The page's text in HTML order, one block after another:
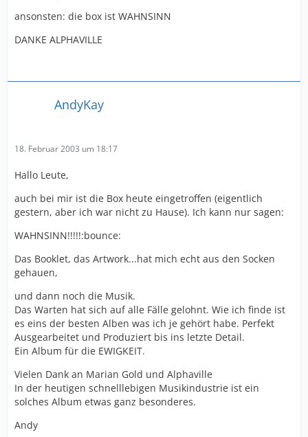
ansonsten: die box ist WAHNSINN
DANKE ALPHAVILLE
AndyKay
18. Februar 2003 um 18:17
Hallo Leute,
auch bei mir ist die Box heute eingetroffen (eigentlich
gestern, aber ich war nicht zu Hause). Ich kann nur sagen:
WAHNSINN!!!!!:bounce:
Das Booklet, das Artwork...hat mich echt aus den Socken
gehauen,
und dann noch die Musik.
Das Warten hat sich auf alle Fälle gelohnt. Wie ich finde ist
es eins der besten Alben was ich je gehört habe. Perfekt
Ausgearbeitet und Produziert bis ins letzte Detail.
Ein Album für die EWIGKEIT.
Vielen Dank an Marian Gold und Alphaville
In der heutigen schnelllebigen Musikindustrie ist ein
solches Album etwas ganz besonderes.
Andy